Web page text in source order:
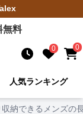
無料
0 0
人気ランキング
納できるメンズの